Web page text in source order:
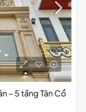
– 5 tầng Tân Cổ